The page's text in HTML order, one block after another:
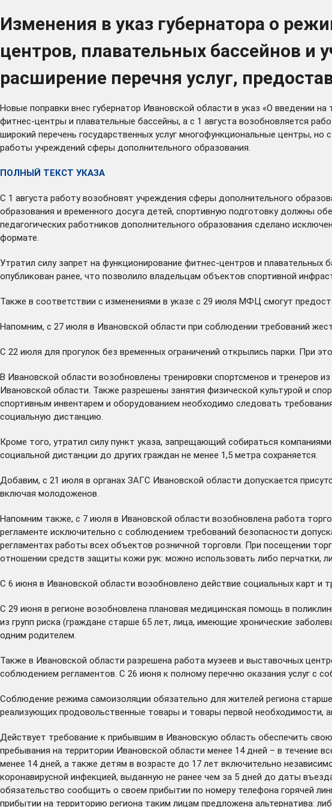
Изменения в указ губернатора о
центров, плавательных бассейнов и
расширение перечня услуг,
Новые поправки внес губернатор Ивановской области в указ «О введении
фитнес-центры и плавательные бассейны, а с 1 августа возобновляется
широкий перечень государственных услуг многофункциональные центры,
работы учреждений сферы дополнительного образования.
ПОЛНЫЙ ТЕКСТ УКАЗА
С 1 августа работу возобновят учреждения сферы дополнительного
образования и временного досуга детей, спортивную подготовку должны
педагогических работников дополнительного образования сделано
формате.
Утратил силу запрет на функционирование фитнес-центров и плавательных
опубликован ранее, что позволило владельцам объектов спортивной
Также в соответствии с изменениями в указе с 29 июля МФЦ смогут
Напомним, с 27 июля в Ивановской области при соблюдении требований
С 22 июля для прогулок без временных ограничений открылись парки. При
В Ивановской области возобновлены тренировки спортсменов и тренеров
Ивановской области. Также разрешены занятия физической культурой и
спортивным инвентарем и оборудованием необходимо следовать
социальную дистанцию.
Кроме того, утратил силу пункт указа, запрещающий собираться
социальной дистанции до других граждан не менее 1,5 метра сохраняется.
Добавим, с 21 июля в органах ЗАГС Ивановской области допускается
включая молодоженов.
Напомним также, с 7 июля в Ивановской области возобновлена работа
регламенте исключительно с соблюдением требований безопасности
регламентах работы всех объектов розничной торговли. При посещении
отношении средств защиты кожи рук: можно использовать либо перчатки,
С 6 июня в Ивановской области возобновлено действие социальных карт и
С 29 июня в регионе возобновлена плановая медицинская помощь в
из групп риска (граждане старше 65 лет, лица, имеющие хронические
одним родителем.
Также в Ивановской области разрешена работа музеев и выставочных
соблюдением регламентов. С 26 июня к полному перечню оказания услуг с
Соблюдение режима самоизоляции обязательно для жителей региона
реализующих продовольственные товары и товары первой необходимости,
Действует требование к прибывшим в Ивановскую область обеспечить
пребывания на территории Ивановской области менее 14 дней – в течение
менее 14 дней, а также детям в возрасте до 17 лет включительно
коронавирусной инфекцией, выданную не ранее чем за 5 дней до даты
обязательство сообщить о своем прибытии по номеру телефона горячей
прибытии на территорию региона таким лицам предложена альтернатива: